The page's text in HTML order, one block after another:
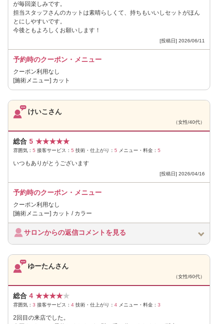
が毎回楽しみです。
担当スタッフさんのカットは素晴らしくて、持ちもいいしセットがほん
とにしやすいです。
今後ともよろしくお願いします！
[投稿日] 2026/06/11
予約時のクーポン・メニュー
クーポン利用なし
[施術メニュー] カット
けいこさん
（女性/40代）
総合 5 ★★★★★
雰囲気： 5 接客サービス： 5 技術・仕上がり： 5 メニュー・料金： 5
いつもありがとうございます
[投稿日] 2026/04/16
予約時のクーポン・メニュー
クーポン利用なし
[施術メニュー] カット / カラー
サロンからの返信コメントを見る
ゆーたんさん
（女性/60代）
総合 4 ★★★★★
雰囲気： 3 接客サービス： 4 技術・仕上がり： 4 メニュー・料金： 3
2回目の来店でした。